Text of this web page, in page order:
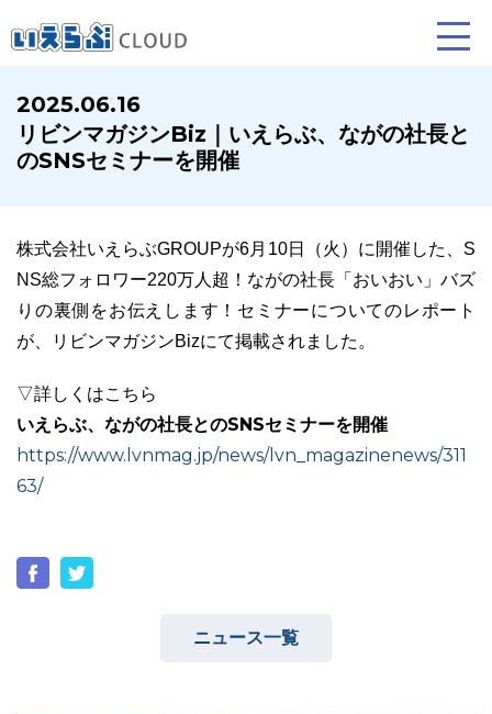
賃貸仲介 売買仲介
ホームページ制作について プラン紹介･制作の流れ
2025.06.16
リビンマガジンBiz｜いえらぶ、ながの社長と
のSNSセミナーを開催
株式会社いえらぶGROUPが6月10日（火）に開催した、S
NS総フォロワー220万人超！ながの社長「おいおい」バズ
りの裏側をお伝えします！セミナーについてのレポート
が、リビンマガジンBizにて掲載されました。
▽詳しくはこちら
いえらぶ、ながの社長とのSNSセミナーを開催
https://www.lvnmag.jp/news/lvn_magazinenews/311
63/
ニュース一覧